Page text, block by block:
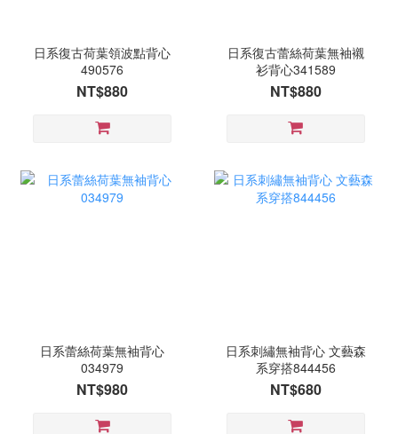
日系復古荷葉領波點背心
490576
NT$880
日系復古蕾絲荷葉無袖襯
衫背心341589
NT$880
日系蕾絲荷葉無袖背心
034979
NT$980
日系刺繡無袖背心 文藝森
系穿搭844456
NT$680